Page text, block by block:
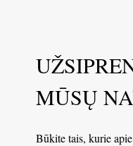
MŪSŲ
Būkite tais, kurie